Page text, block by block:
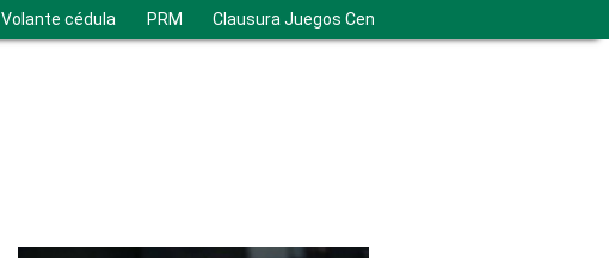
Volante cédula PRM Clausura Juegos Centroamericanos